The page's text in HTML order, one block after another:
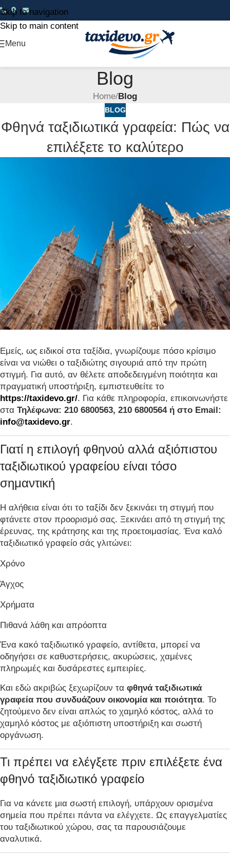
Skip to navigation
Skip to main content
Menu
Blog
Home/Blog
BLOG
Φθηνά ταξιδιωτικά γραφεία: Πώς να
επιλέξετε το καλύτερο
Εμείς, ως ειδικοί στα ταξίδια, γνωρίζουμε πόσο κρίσιμο
είναι να νιώθει ο ταξιδιώτης σιγουριά από την πρώτη
στιγμή. Για αυτό, αν θέλετε αποδεδειγμένη ποιότητα και
πραγματική υποστήριξη, εμπιστευθείτε το
https://taxidevo.gr/. Για κάθε πληροφορία, επικοινωνήστε
στα Τηλέφωνα: 210 6800563, 210 6800564 ή στο Email:
info@taxidevo.gr.
Γιατί η επιλογή φθηνού αλλά αξιόπιστου
ταξιδιωτικού γραφείου είναι τόσο
σημαντική
Η αλήθεια είναι ότι το ταξίδι δεν ξεκινάει τη στιγμή που
φτάνετε στον προορισμό σας. Ξεκινάει από τη στιγμή της
έρευνας, της κράτησης και της προετοιμασίας. Ένα καλό
ταξιδιωτικό γραφείο σάς γλιτώνει:
Χρόνο
Άγχος
Χρήματα
Πιθανά λάθη και απρόοπτα
Ένα κακό ταξιδιωτικό γραφείο, αντίθετα, μπορεί να
οδηγήσει σε καθυστερήσεις, ακυρώσεις, χαμένες
πληρωμές και δυσάρεστες εμπειρίες.
Και εδώ ακριβώς ξεχωρίζουν τα φθηνά ταξιδιωτικά
γραφεία που συνδυάζουν οικονομία και ποιότητα. Το
ζητούμενο δεν είναι απλώς το χαμηλό κόστος, αλλά το
χαμηλό κόστος με αξιόπιστη υποστήριξη και σωστή
οργάνωση.
Τι πρέπει να ελέγξετε πριν επιλέξετε ένα
φθηνό ταξιδιωτικό γραφείο
Για να κάνετε μια σωστή επιλογή, υπάρχουν ορισμένα
σημεία που πρέπει πάντα να ελέγχετε. Ως επαγγελματίες
του ταξιδιωτικού χώρου, σας τα παρουσιάζουμε
αναλυτικά.